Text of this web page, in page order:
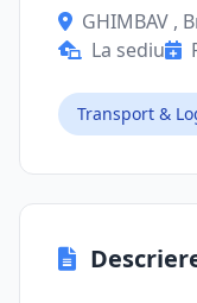
GHIMBAV ,
La sediu
Transport &